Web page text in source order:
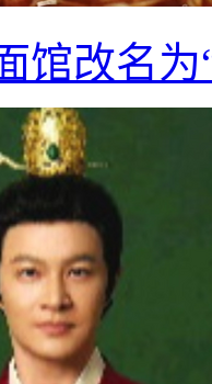
馆改名